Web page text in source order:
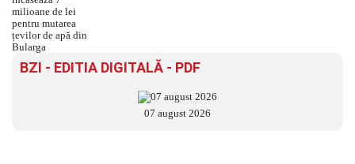
BZI - EDITIA DIGITALĂ - PDF
07 august 2026